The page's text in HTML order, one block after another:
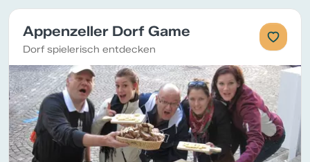
Appenzeller Dorf Game
Dorf spielerisch entdecken